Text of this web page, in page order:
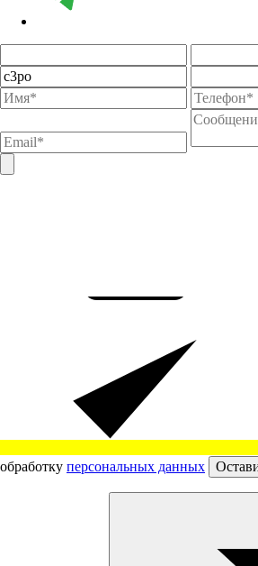
обработку персональных данных